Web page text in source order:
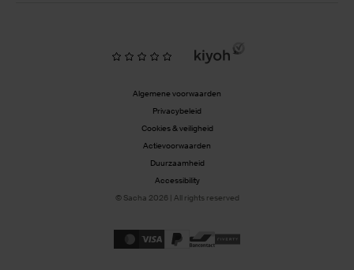
Algemene voorwaarden
Privacybeleid
Cookies & veiligheid
Actievoorwaarden
Duurzaamheid
Accessibility
© Sacha 2026 | All rights reserved